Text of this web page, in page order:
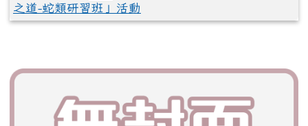
之道-蛇類研習班」活動